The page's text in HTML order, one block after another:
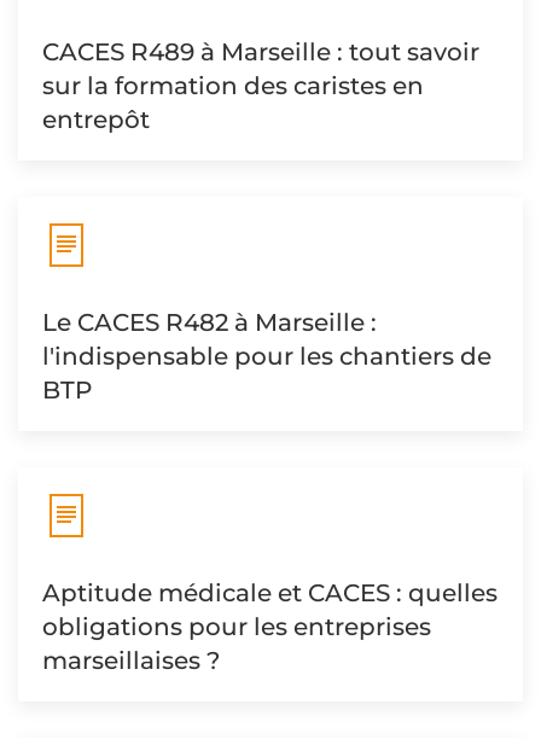
CACES R489 à Marseille : tout savoir
sur la formation des caristes en
entrepôt
Le CACES R482 à Marseille :
l'indispensable pour les chantiers de
BTP
Aptitude médicale et CACES : quelles
obligations pour les entreprises
marseillaises ?